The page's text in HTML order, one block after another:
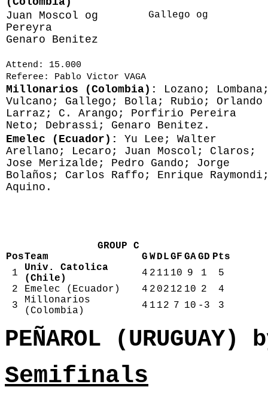
Juan Moscol og
Pereyra
Genaro Benitez
Gallego og
Attend: 15.000
Referee: Pablo Victor VAGA
Millonarios (Colombia): Lozano;
Vulcano; Gallego; Bolla; Rubio; Orlando
Larraz; C. Arango; Porfirio Pereira
Neto; Debrassi; Genaro Benitez.
Emelec (Ecuador): Yu Lee; Walter
Arellano; Lecaro; Juan Moscol; Claros;
Jose Merizalde; Pedro Gando; Jorge
Bolaños; Carlos Raffo; Enrique
Aquino.
GROUP C
PosTeam G WDLGF GAGD Pts
1
Univ. Catolica
(Chile)
4 2 11 10 9 1
5
2
Emelec (Ecuador) 4 2 02 12 10 2
4
3
Millonarios
(Colombia)
4 1 12 7 10 -3 3
PEÑAROL (URUGUAY)
Semifinals